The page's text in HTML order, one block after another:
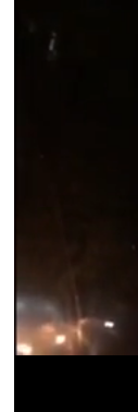
of
54
secondsVolume
0%